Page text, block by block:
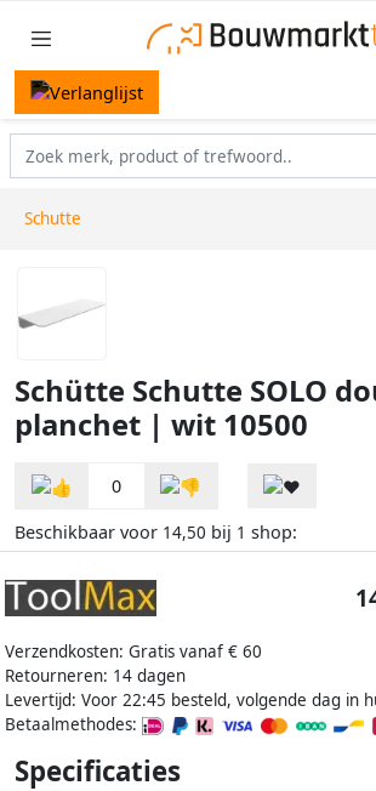
Schutte
Schütte Schutte SOLO
planchet | wit 10500
0
Beschikbaar voor 14,50 bij 1 shop:
Verzendkosten: Gratis vanaf € 60
Retourneren: 14 dagen
Levertijd: Voor 22:45 besteld, volgende dag in
Betaalmethodes:
Specificaties